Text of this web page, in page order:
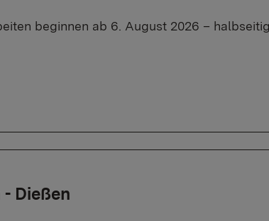
beginnen ab 6. August 2026 –
Dießen